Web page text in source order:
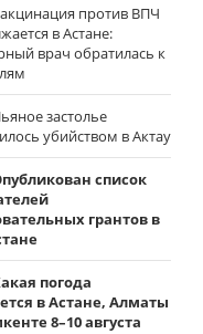
против ВПЧ
в Астане:
врач обратилась к
застолье
убийством в Актау
список
грантов в
погода
в Астане, Алматы
8–10 августа